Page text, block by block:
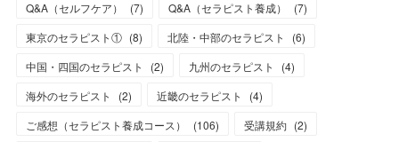
Q&A（セルフケア）
(7) Q&A（セラピスト養成） (7)
東京のセラピスト① (8) 北陸・中部のセラピスト (6)
中国・四国のセラピスト
(2) 九州のセラピスト (4)
海外のセラピスト
(2) 近畿のセラピスト (4)
ご感想（セラピスト養成コース）
(106) 受講規約 (2)